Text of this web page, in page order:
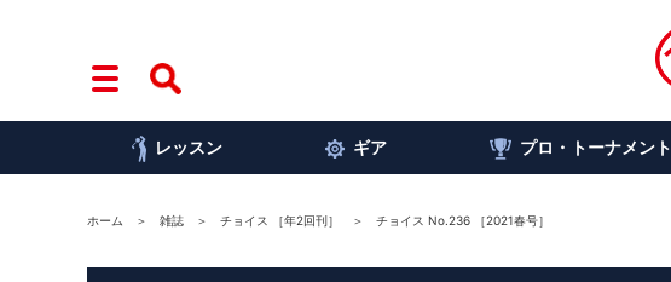
レッスン ギア プロ・トーナメント
ホーム 雑誌 チョイス ［年2回刊］ チョイス No.236 ［2021春号］